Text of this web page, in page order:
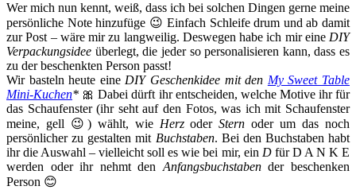
Wer mich nun kennt, weiß, dass ich bei solchen Dingen gerne meine
persönliche Note hinzufüge 😉 Einfach Schleife drum und ab damit
zur Post – wäre mir zu langweilig. Deswegen habe ich mir eine DIY
Verpackungsidee überlegt, die jeder so personalisieren kann, dass es
zu der beschenkten Person passt!
Wir basteln heute eine DIY Geschenkidee mit den My Sweet Table
Mini-Kuchen* 🎀 Dabei dürft ihr entscheiden, welche Motive ihr für
das Schaufenster (ihr seht auf den Fotos, was ich mit Schaufenster
meine, gell 😉) wählt, wie HerzoderStern oder um das noch
persönlicher zu gestalten mit Buchstaben. Bei den Buchstaben habt
ihr die Auswahl – vielleicht soll es wie bei mir, ein Dfür D A N K E
werden oder ihr nehmt den Anfangsbuchstabender beschenken
Person 😊